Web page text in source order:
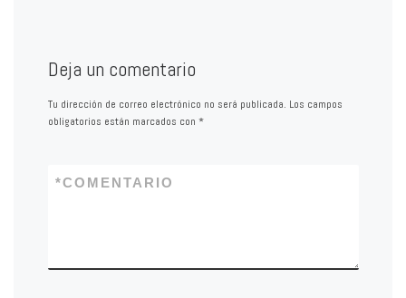
Deja un comentario
Tu dirección de correo electrónico no será publicada. Los campos
obligatorios están marcados con *
COMENTARIO
*